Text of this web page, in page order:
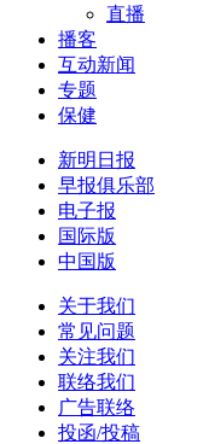
直播
播客
互动新闻
专题
保健
新明日报
早报俱乐部
电子报
国际版
中国版
关于我们
常见问题
关注我们
联络我们
广告联络
投函/投稿